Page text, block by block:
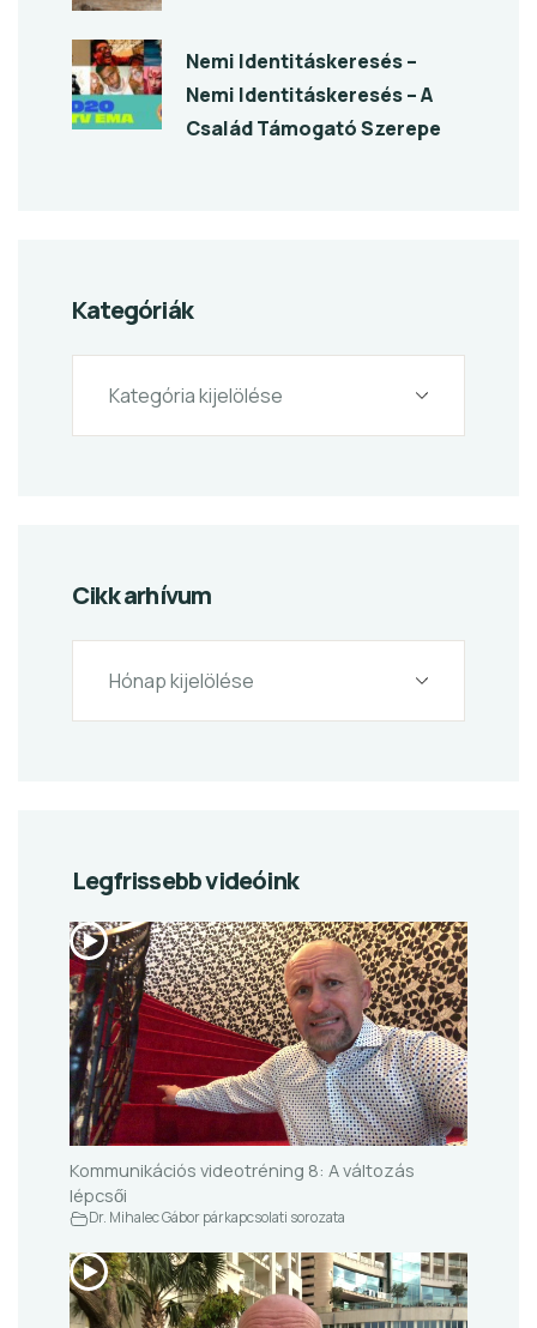
Nemi Identitáskeresés –
Nemi Identitáskeresés – A
Család Támogató Szerepe
Kategóriák
Cikk arhívum
Legfrissebb videóink
Kommunikációs videotréning 8: A változás
lépcsői
Dr. Mihalec Gábor párkapcsolati sorozata